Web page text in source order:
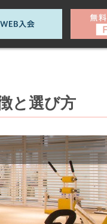
と選び方